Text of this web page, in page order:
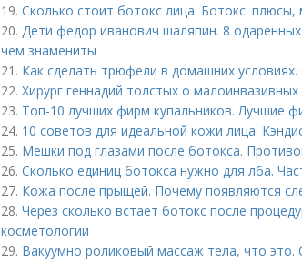
19. Сколько стоит ботокс лица. Ботокс:
20. Дети федор иванович шаляпин. 8
чем знамениты
21. Как сделать трюфели в домашних
22. Хирург геннадий толстых о
23. Топ-10 лучших фирм купальников. Лучшие
24. 10 советов для идеальной кожи лица.
25. Мешки под глазами после ботокса.
26. Сколько единиц ботокса нужно для лба.
27. Кожа после прыщей. Почему появляются
28. Через сколько встает ботокс после
косметологии
29. Вакуумно роликовый массаж тела, что